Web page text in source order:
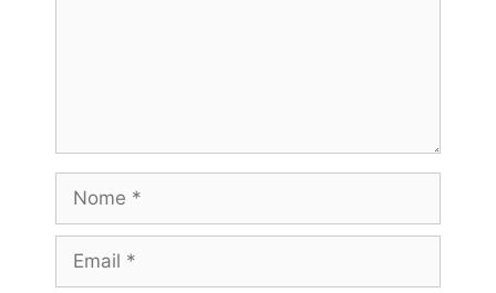
Nome
Email